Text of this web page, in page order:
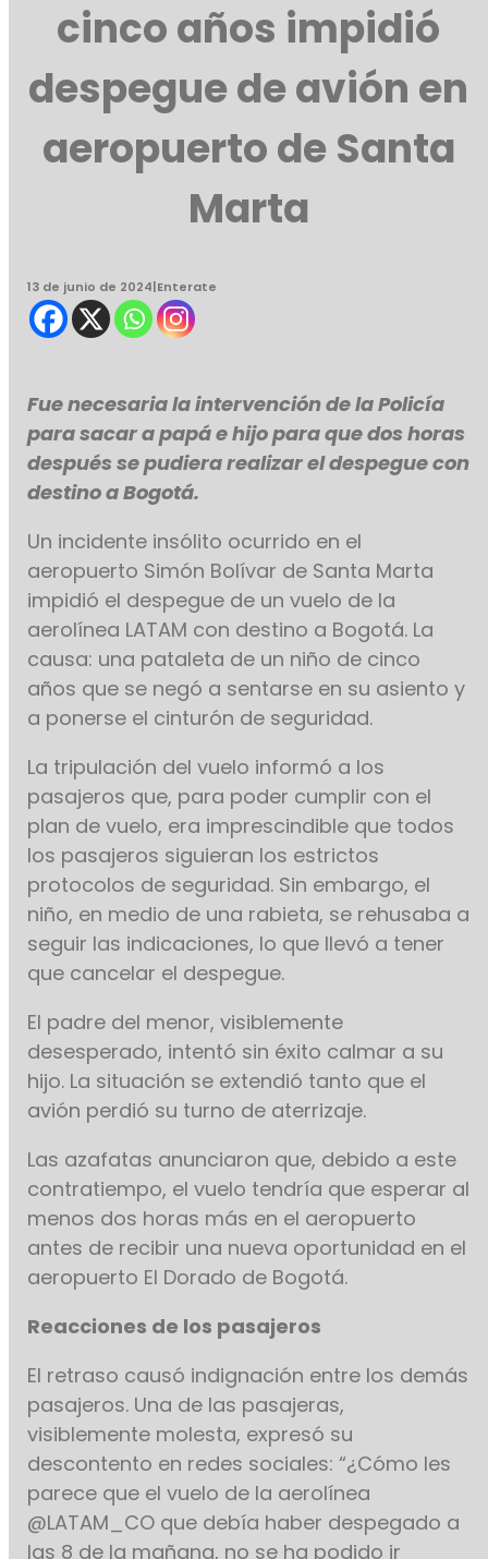
cinco años impidió
despegue de avión en
aeropuerto de Santa
Marta
13 de junio de 2024|Enterate
Fue necesaria la intervención de la Policía
para sacar a papá e hijo para que dos horas
después se pudiera realizar el despegue con
destino a Bogotá.
Un incidente insólito ocurrido en el
aeropuerto Simón Bolívar de Santa Marta
impidió el despegue de un vuelo de la
aerolínea LATAM con destino a Bogotá. La
causa: una pataleta de un niño de cinco
años que se negó a sentarse en su asiento y
a ponerse el cinturón de seguridad.
La tripulación del vuelo informó a los
pasajeros que, para poder cumplir con el
plan de vuelo, era imprescindible que todos
los pasajeros siguieran los estrictos
protocolos de seguridad. Sin embargo, el
niño, en medio de una rabieta, se rehusaba a
seguir las indicaciones, lo que llevó a tener
que cancelar el despegue.
El padre del menor, visiblemente
desesperado, intentó sin éxito calmar a su
hijo. La situación se extendió tanto que el
avión perdió su turno de aterrizaje.
Las azafatas anunciaron que, debido a este
contratiempo, el vuelo tendría que esperar al
menos dos horas más en el aeropuerto
antes de recibir una nueva oportunidad en el
aeropuerto El Dorado de Bogotá.
Reacciones de los pasajeros
El retraso causó indignación entre los demás
pasajeros. Una de las pasajeras,
visiblemente molesta, expresó su
descontento en redes sociales: “¿Cómo les
parece que el vuelo de la aerolínea
@LATAM_CO que debía haber despegado a
las 8 de la mañana, no se ha podido ir